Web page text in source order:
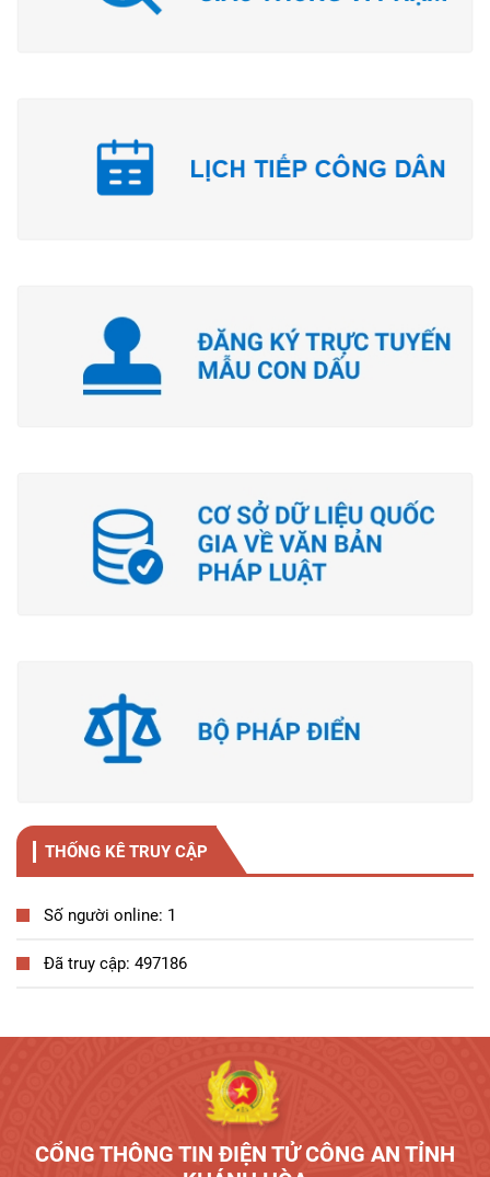
THỐNG KÊ TRUY CẬP
Số người online: 1
Đã truy cập: 497186
CỔNG THÔNG TIN ĐIỆN TỬ CÔNG AN TỈNH